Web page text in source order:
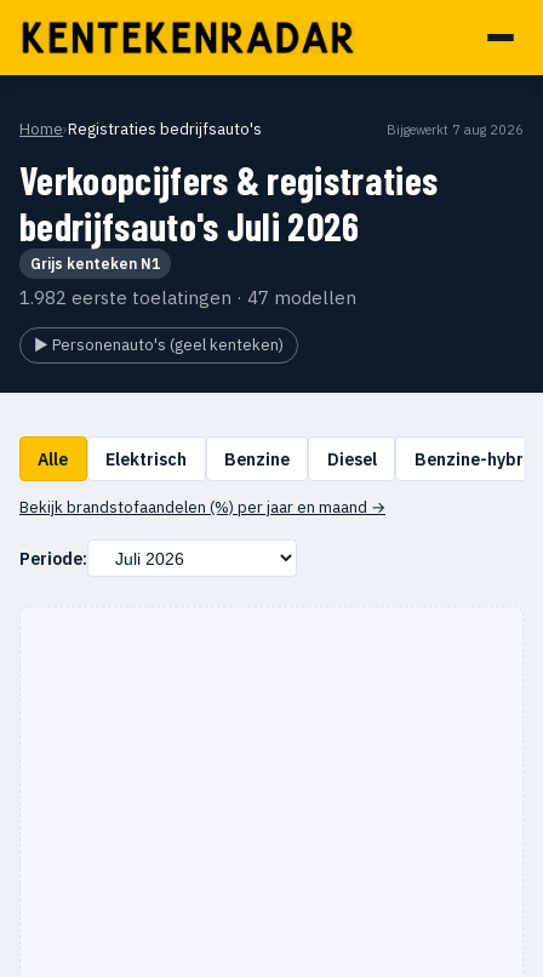
Home›Registraties bedrijfsauto's Bijgewerkt 7 aug 2026
Verkoopcijfers & registraties
bedrijfsauto's Juli 2026
Grijs kenteken N1
1.982 eerste toelatingen · 47 modellen
▶ Personenauto's (geel kenteken)
Alle Elektrisch Benzine Diesel Benzine-
Bekijk brandstofaandelen (%) per jaar en maand →
Periode: